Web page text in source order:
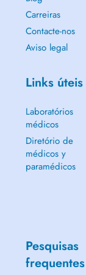
Carreiras
Contacte-nos
Aviso legal
Links úteis
Laboratórios
médicos
Diretório de
médicos y
paramédicos
Pesquisas
frequentes